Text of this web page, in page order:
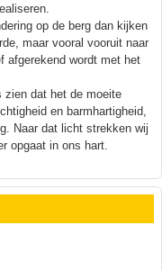
op de berg dan kijken
maar vooral vooruit naar
afgerekend wordt met het
zien dat het de moeite
en barmhartigheid,
Naar dat licht strekken wij
opgaat in ons hart.